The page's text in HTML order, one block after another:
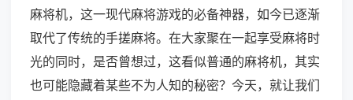
麻将机，这一现代麻将游戏的必备神器，如今已逐渐
取代了传统的手搓麻将。在大家聚在一起享受麻将时
光的同时，是否曾想过，这看似普通的麻将机，其实
也可能隐藏着某些不为人知的秘密？今天，就让我们